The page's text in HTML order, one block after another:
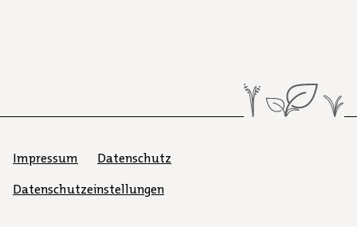
Impressum
Datenschutz
Datenschutzeinstellungen